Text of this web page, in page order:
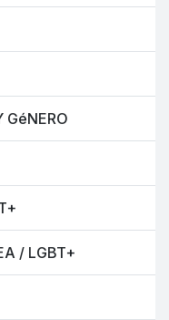
GéNERO
/ LGBT+